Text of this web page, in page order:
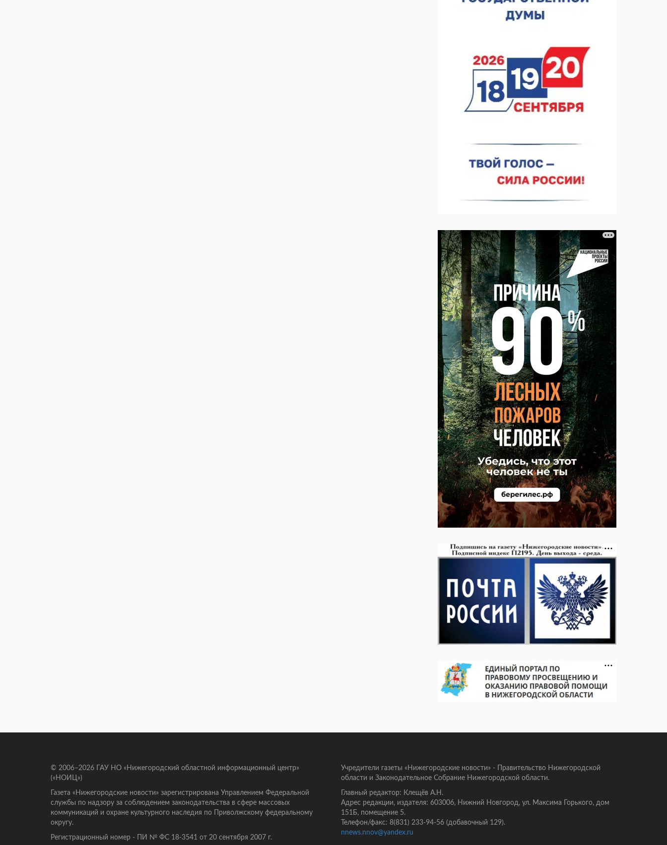
Видели ночь, бежали всю ночь... На
Нижневолжской набережной прошел необычный
06.08.2026 15:05
Нижегородские хирурги выполнили трансоральную
операцию на щитовидной железе
06.08.2026 15:03
© 2006–2026 ГАУ НО «Нижегородский областной информационный центр»
(«НОИЦ»)
Газета «Нижегородские новости» зарегистрирована Управлением Федеральной
службы по надзору за соблюдением законодательства в сфере массовых
коммуникаций и охране культурного наследия по Приволжскому федеральному
округу.
Регистрационный номер - ПИ № ФС 18-3541 от 20 сентября 2007 г.
Учредители газеты «Нижегородские новости» - Правительство Нижегородской
области и Законодательное Собрание Нижегородской области.
Главный редактор: Клещёв А.Н.
Адрес редакции, издателя: 603006, Нижний Новгород, ул. Максима Горького, дом
151Б, помещение 5.
Телефон/факс: 8(831) 233-94-56 (добавочный 129).
nnews.nnov@yandex.ru